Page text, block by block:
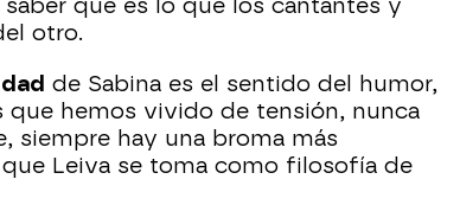
qué es lo que los cantantes y
otro.
de Sabina es el sentido del humor,
que hemos vivido de tensión, nunca
siempre hay una broma más
Leiva se toma como filosofía de